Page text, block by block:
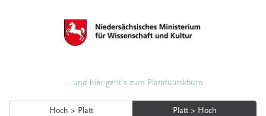
... und hier geht's zum Plattdüütskbüro
Hoch > Platt Platt > Hoch